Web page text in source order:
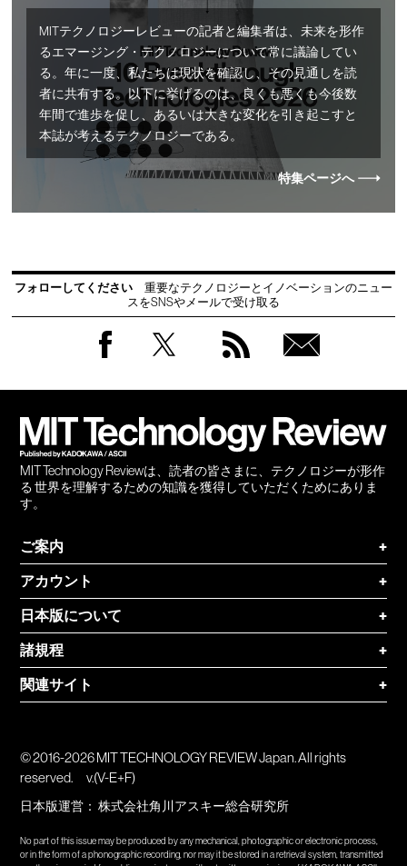
MITテクノロジーレビューの記者と編集者は、未来を形作
るエマージング・テクノロジーについて常に議論してい
る。年に一度、私たちは現状を確認し、その見通しを読
者に共有する。以下に挙げるのは、良くも悪くも今後数
年間で進歩を促し、あるいは大きな変化を引き起こすと
本誌が考えるテクノロジーである。
特集ページへ
フォローしてください
重要なテクノロジーとイノベーションのニュー
スをSNSやメールで受け取る
MIT Technology Reviewは、読者の皆さまに、テクノロジーが形作
る 世界を理解するための知識を獲得していただくためにありま
す。
ご案内
+
アカウント
+
日本版について
+
諸規程
+
関連サイト
+
© 2016-2026 MIT TECHNOLOGY REVIEW Japan. All rights
reserved.
v.(V-E+F)
日本版運営：株式会社角川アスキー総合研究所
No part of this issue may be produced by any mechanical, photographic or electronic process,
or in the form of a phonographic recording, nor may it be stored in a retrieval system, transmitted